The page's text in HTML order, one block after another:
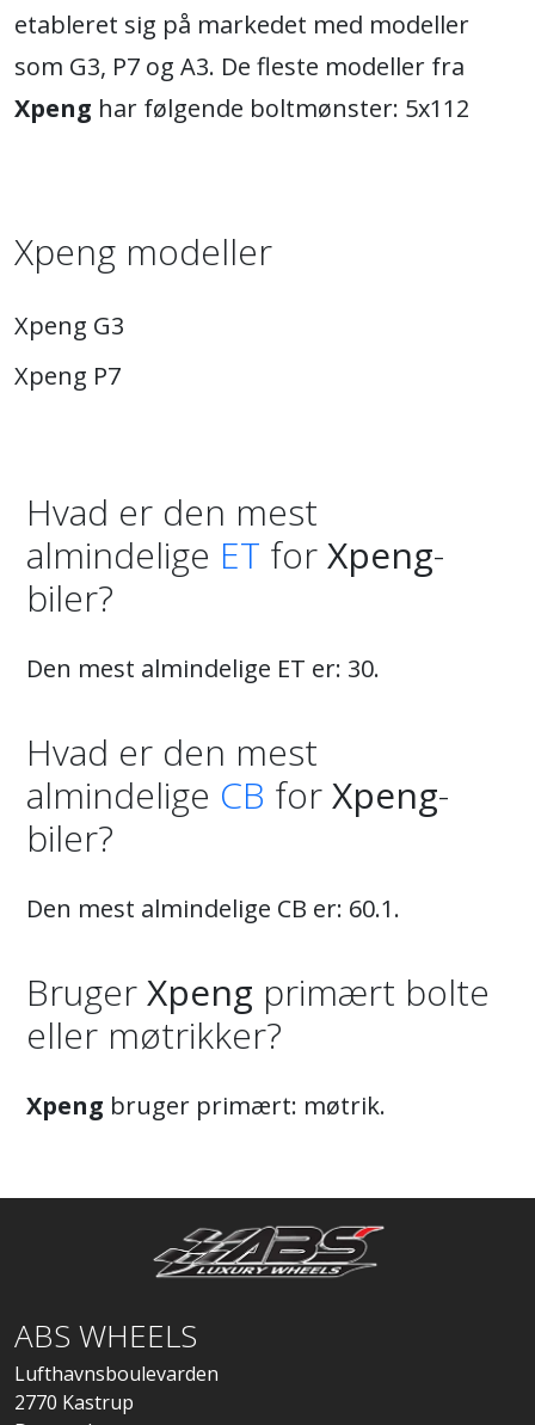
etableret sig på markedet med modeller
som G3, P7 og A3. De fleste modeller fra
Xpeng har følgende boltmønster: 5x112
Xpeng modeller
Xpeng G3
Xpeng P7
Hvad er den mest
almindelige ET forXpeng-
biler?
Den mest almindelige ET er: 30.
Hvad er den mest
almindelige CB forXpeng-
biler?
Den mest almindelige CB er: 60.1.
BrugerXpeng primært bolte
eller møtrikker?
Xpeng bruger primært: møtrik.
ABS WHEELS
Lufthavnsboulevarden
2770 Kastrup